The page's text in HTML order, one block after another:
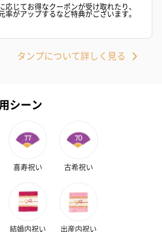
応じてお得なクーポンが受け取れたり、
率がアップするなど特典がございます。
タンプについて詳しく見る
シーン
喜寿祝い 古希祝い
結婚内祝い 出産内祝い